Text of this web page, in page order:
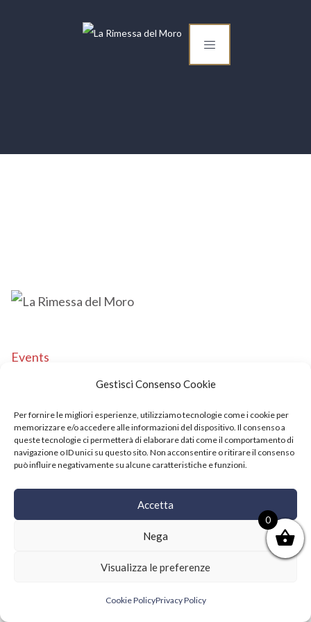
Gestisci Consenso Cookie
Per fornire le migliori esperienze, utilizziamo tecnologie come i cookie per
memorizzare e/o accedere alle informazioni del dispositivo. Il consenso a
queste tecnologie ci permetterà di elaborare dati come il comportamento di
navigazione o ID unici su questo sito. Non acconsentire o ritirare il consenso
può influire negativamente su alcune caratteristiche e funzioni.
Accetta
Nega
Visualizza le preferenze
Cookie PolicyPrivacy Policy
Events
Copyright © 2021 SushiFushi. All Rights Reserved.
0